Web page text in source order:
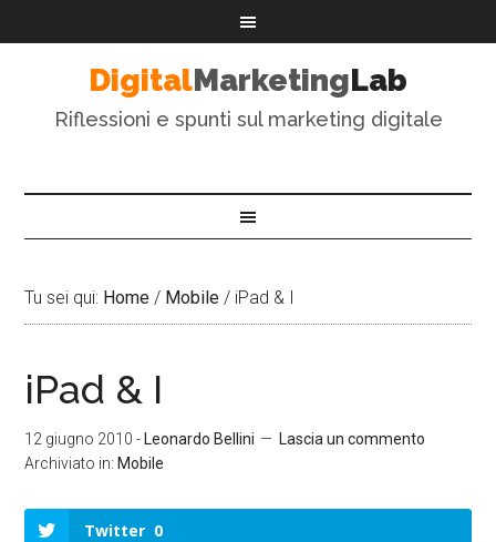
DigitalMarketingLab
Riflessioni e spunti sul marketing digitale
Tu sei qui: Home / Mobile / iPad & I
iPad & I
12 giugno 2010 - Leonardo Bellini
Lascia un commento
Archiviato in: Mobile
Twitter 0